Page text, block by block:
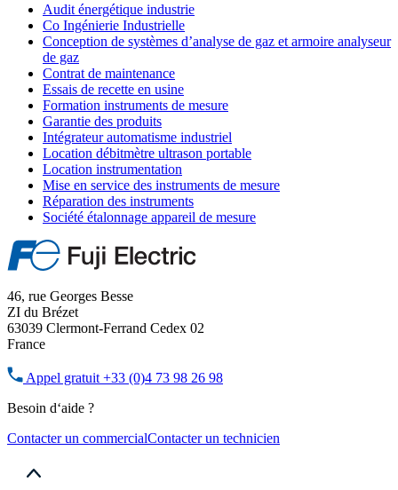
Audit énergétique industrie
Co Ingénierie Industrielle
Conception de systèmes d’analyse de gaz et armoire analyseur
de gaz
Contrat de maintenance
Essais de recette en usine
Formation instruments de mesure
Garantie des produits
Intégrateur automatisme industriel
Location débitmètre ultrason portable
Location instrumentation
Mise en service des instruments de mesure
Réparation des instruments
Société étalonnage appareil de mesure
46, rue Georges Besse
ZI du Brézet
63039 Clermont-Ferrand Cedex 02
France
Appel gratuit +33 (0)4 73 98 26 98
Besoin d‘aide ?
Contacter un commercialContacter un technicien